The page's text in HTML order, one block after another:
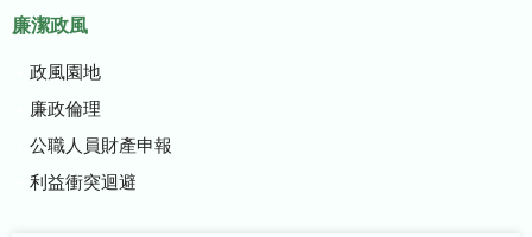
廉潔政風
政風園地
廉政倫理
公職人員財產申報
利益衝突迴避